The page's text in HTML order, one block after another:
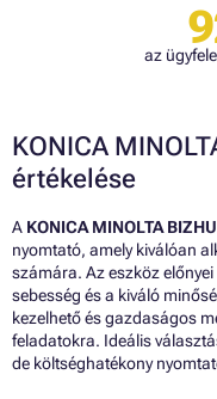
az
KONICA
értékelése
A KONICA MINOLTA
nyomtató, amely kiválóan
számára. Az eszköz
sebesség és a kiváló
kezelhető és gazdaságos
feladatokra. Ideális
de költséghatékony